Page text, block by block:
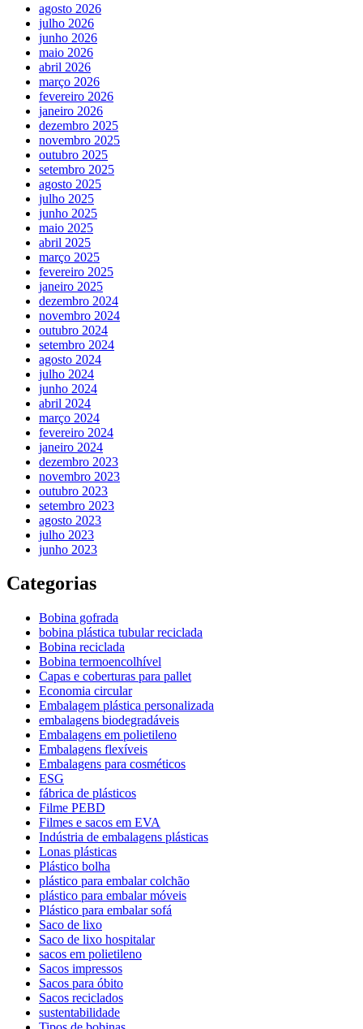
agosto 2026
julho 2026
junho 2026
maio 2026
abril 2026
março 2026
fevereiro 2026
janeiro 2026
dezembro 2025
novembro 2025
outubro 2025
setembro 2025
agosto 2025
julho 2025
junho 2025
maio 2025
abril 2025
março 2025
fevereiro 2025
janeiro 2025
dezembro 2024
novembro 2024
outubro 2024
setembro 2024
agosto 2024
julho 2024
junho 2024
abril 2024
março 2024
fevereiro 2024
janeiro 2024
dezembro 2023
novembro 2023
outubro 2023
setembro 2023
agosto 2023
julho 2023
junho 2023
Categorias
Bobina gofrada
bobina plástica tubular reciclada
Bobina reciclada
Bobina termoencolhível
Capas e coberturas para pallet
Economia circular
Embalagem plástica personalizada
embalagens biodegradáveis
Embalagens em polietileno
Embalagens flexíveis
Embalagens para cosméticos
ESG
fábrica de plásticos
Filme PEBD
Filmes e sacos em EVA
Indústria de embalagens plásticas
Lonas plásticas
Plástico bolha
plástico para embalar colchão
plástico para embalar móveis
Plástico para embalar sofá
Saco de lixo
Saco de lixo hospitalar
sacos em polietileno
Sacos impressos
Sacos para óbito
Sacos reciclados
sustentabilidade